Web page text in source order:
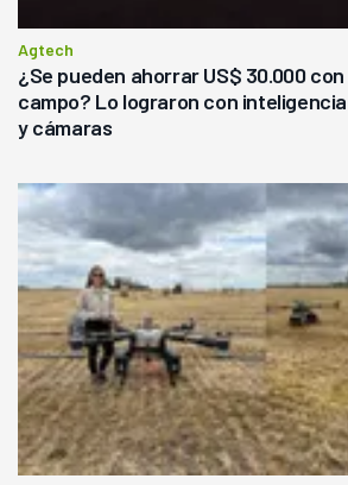
Agtech
¿Se pueden ahorrar US$ 30.000
campo? Lo lograron con
y cámaras